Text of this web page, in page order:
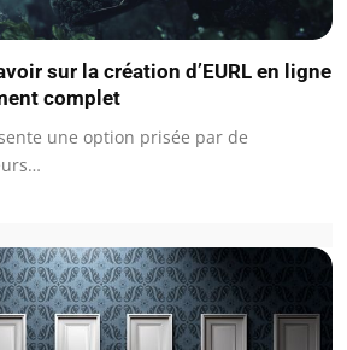
sur la création d’EURL en ligne
complet
une option prisée par de